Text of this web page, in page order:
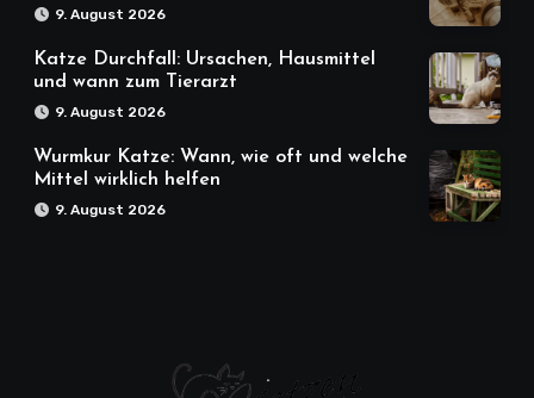
9. August 2026
Katze Durchfall: Ursachen, Hausmittel
und wann zum Tierarzt
9. August 2026
Wurmkur Katze: Wann, wie oft und welche
Mittel wirklich helfen
9. August 2026